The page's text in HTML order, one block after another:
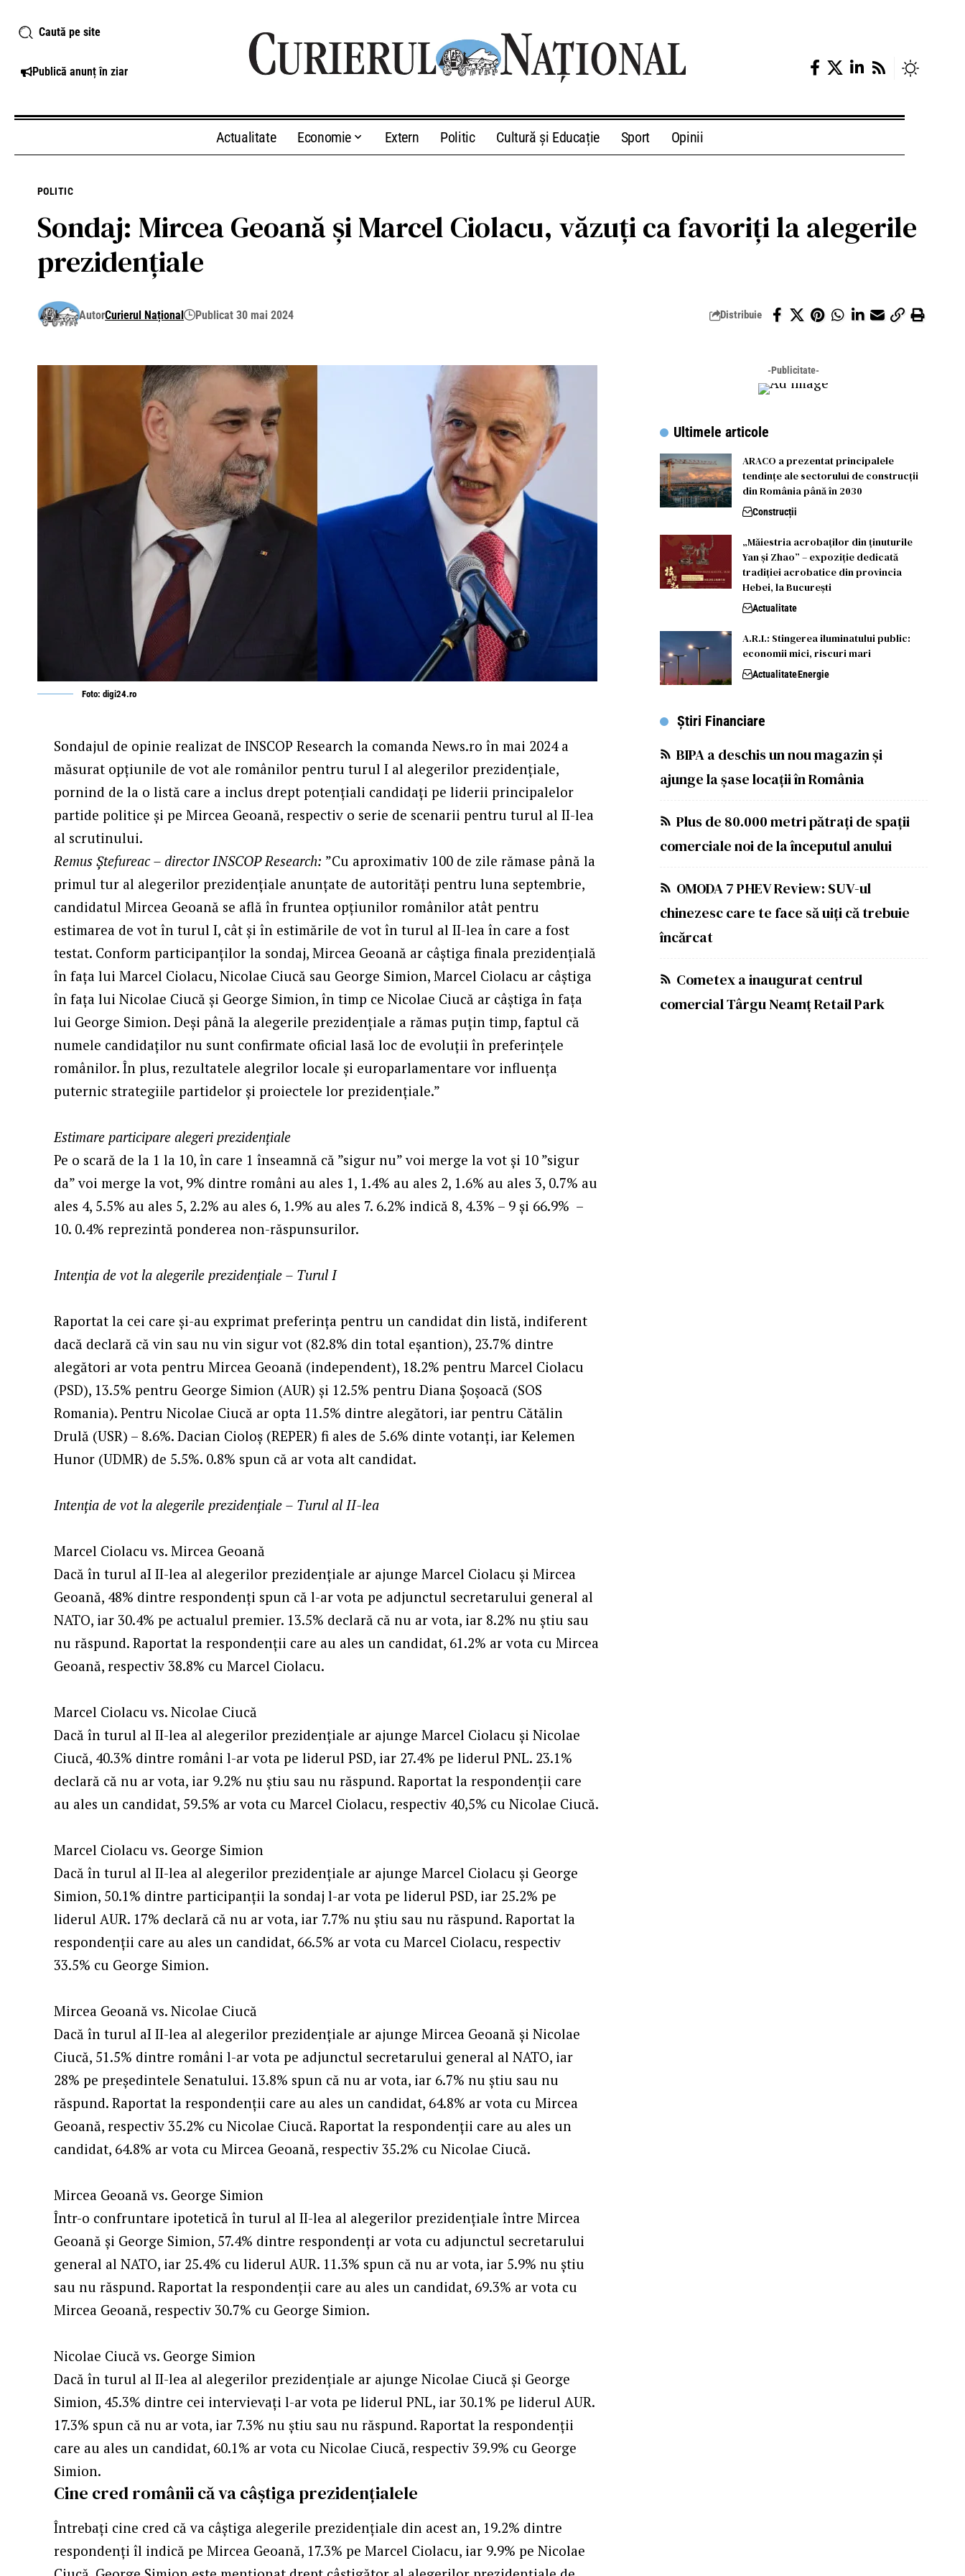
Caută pe site
Publică anunț în ziar
Actualitate Economie Extern Politic Cultură și Educație Sport Opinii
POLITIC
Sondaj: Mircea Geoană și Marcel Ciolacu, văzuți ca favoriți la alegerile
prezidențiale
AutorCurierul Național Publicat 30 mai 2024 Distribuie
Foto: digi24.ro
Sondajul de opinie realizat de INSCOP Research la comanda News.ro în mai 2024 a
măsurat opțiunile de vot ale românilor pentru turul I al alegerilor prezidențiale,
pornind de la o listă care a inclus drept potențiali candidați pe liderii principalelor
partide politice și pe Mircea Geoană, respectiv o serie de scenarii pentru turul al II-lea
al scrutinului.
Remus Ștefureac – director INSCOP Research: ”Cu aproximativ 100 de zile rămase până la
primul tur al alegerilor prezidențiale anunțate de autorități pentru luna septembrie,
candidatul Mircea Geoană se află în fruntea opțiunilor românilor atât pentru
estimarea de vot în turul I, cât și în estimările de vot în turul al II-lea în care a fost
testat. Conform participanților la sondaj, Mircea Geoană ar câștiga finala prezidențială
în fața lui Marcel Ciolacu, Nicolae Ciucă sau George Simion, Marcel Ciolacu ar câștiga
în fața lui Nicolae Ciucă și George Simion, în timp ce Nicolae Ciucă ar câștiga în fața
lui George Simion. Deși până la alegerile prezidențiale a rămas puțin timp, faptul că
numele candidaților nu sunt confirmate oficial lasă loc de evoluții în preferințele
românilor. În plus, rezultatele alegrilor locale și europarlamentare vor influența
puternic strategiile partidelor și proiectele lor prezidențiale.”
Estimare participare alegeri prezidențiale
Pe o scară de la 1 la 10, în care 1 înseamnă că ”sigur nu” voi merge la vot și 10 ”sigur
da” voi merge la vot, 9% dintre români au ales 1, 1.4% au ales 2, 1.6% au ales 3, 0.7% au
ales 4, 5.5% au ales 5, 2.2% au ales 6, 1.9% au ales 7. 6.2% indică 8, 4.3% – 9 și 66.9% –
10. 0.4% reprezintă ponderea non-răspunsurilor.
Intenția de vot la alegerile prezidențiale – Turul I
Raportat la cei care și-au exprimat preferința pentru un candidat din listă, indiferent
dacă declară că vin sau nu vin sigur vot (82.8% din total eșantion), 23.7% dintre
alegători ar vota pentru Mircea Geoană (independent), 18.2% pentru Marcel Ciolacu
(PSD), 13.5% pentru George Simion (AUR) și 12.5% pentru Diana Șoșoacă (SOS
Romania). Pentru Nicolae Ciucă ar opta 11.5% dintre alegători, iar pentru Cătălin
Drulă (USR) – 8.6%. Dacian Cioloș (REPER) fi ales de 5.6% dinte votanți, iar Kelemen
Hunor (UDMR) de 5.5%. 0.8% spun că ar vota alt candidat.
Intenția de vot la alegerile prezidențiale – Turul al II-lea
Marcel Ciolacu vs. Mircea Geoană
Dacă în turul aI II-lea al alegerilor prezidențiale ar ajunge Marcel Ciolacu și Mircea
Geoană, 48% dintre respondenți spun că l-ar vota pe adjunctul secretarului general al
NATO, iar 30.4% pe actualul premier. 13.5% declară că nu ar vota, iar 8.2% nu știu sau
nu răspund. Raportat la respondenții care au ales un candidat, 61.2% ar vota cu Mircea
Geoană, respectiv 38.8% cu Marcel Ciolacu.
Marcel Ciolacu vs. Nicolae Ciucă
Dacă în turul al II-lea al alegerilor prezidențiale ar ajunge Marcel Ciolacu și Nicolae
Ciucă, 40.3% dintre români l-ar vota pe liderul PSD, iar 27.4% pe liderul PNL. 23.1%
declară că nu ar vota, iar 9.2% nu știu sau nu răspund. Raportat la respondenții care
au ales un candidat, 59.5% ar vota cu Marcel Ciolacu, respectiv 40,5% cu Nicolae Ciucă.
Marcel Ciolacu vs. George Simion
Dacă în turul al II-lea al alegerilor prezidențiale ar ajunge Marcel Ciolacu și George
Simion, 50.1% dintre participanții la sondaj l-ar vota pe liderul PSD, iar 25.2% pe
liderul AUR. 17% declară că nu ar vota, iar 7.7% nu știu sau nu răspund. Raportat la
respondenții care au ales un candidat, 66.5% ar vota cu Marcel Ciolacu, respectiv
33.5% cu George Simion.
Mircea Geoană vs. Nicolae Ciucă
Dacă în turul aI II-lea al alegerilor prezidențiale ar ajunge Mircea Geoană și Nicolae
Ciucă, 51.5% dintre români l-ar vota pe adjunctul secretarului general al NATO, iar
28% pe președintele Senatului. 13.8% spun că nu ar vota, iar 6.7% nu știu sau nu
răspund. Raportat la respondenții care au ales un candidat, 64.8% ar vota cu Mircea
Geoană, respectiv 35.2% cu Nicolae Ciucă. Raportat la respondenții care au ales un
candidat, 64.8% ar vota cu Mircea Geoană, respectiv 35.2% cu Nicolae Ciucă.
Mircea Geoană vs. George Simion
Într-o confruntare ipotetică în turul al II-lea al alegerilor prezidențiale între Mircea
Geoană și George Simion, 57.4% dintre respondenți ar vota cu adjunctul secretarului
general al NATO, iar 25.4% cu liderul AUR. 11.3% spun că nu ar vota, iar 5.9% nu știu
sau nu răspund. Raportat la respondenții care au ales un candidat, 69.3% ar vota cu
Mircea Geoană, respectiv 30.7% cu George Simion.
Nicolae Ciucă vs. George Simion
Dacă în turul al II-lea al alegerilor prezidențiale ar ajunge Nicolae Ciucă și George
Simion, 45.3% dintre cei intervievați l-ar vota pe liderul PNL, iar 30.1% pe liderul AUR.
17.3% spun că nu ar vota, iar 7.3% nu știu sau nu răspund. Raportat la respondenții
care au ales un candidat, 60.1% ar vota cu Nicolae Ciucă, respectiv 39.9% cu George
Simion.
Cine cred românii că va câștiga prezidențialele
Întrebați cine cred că va câștiga alegerile prezidențiale din acest an, 19.2% dintre
respondenți îl indică pe Mircea Geoană, 17.3% pe Marcel Ciolacu, iar 9.9% pe Nicolae
-Publicitate-
Ultimele articole
ARACO a prezentat principalele
tendințe ale sectorului de construcții
din România până în 2030
Construcții
„Măiestria acrobaților din ținuturile
Yan și Zhao” – expoziție dedicată
tradiției acrobatice din provincia
Hebei, la București
Actualitate
A.R.I.: Stingerea iluminatului public:
economii mici, riscuri mari
ActualitateEnergie
Știri Financiare
BIPA a deschis un nou magazin și
ajunge la șase locații în România
Plus de 80.000 metri pătrați de spații
comerciale noi de la începutul anului
OMODA 7 PHEV Review: SUV-ul
chinezesc care te face să uiți că trebuie
încărcat
Cometex a inaugurat centrul
comercial Târgu Neamț Retail Park